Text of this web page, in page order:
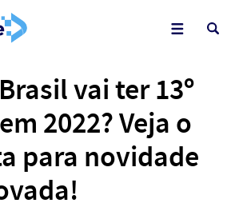
vai ter 13º
2022? Veja o
para novidade